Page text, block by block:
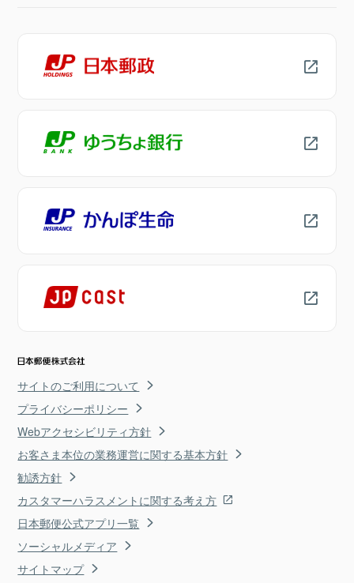
サイトのご利用について
プライバシーポリシー
Webアクセシビリティ方針
お客さま本位の業務運営に関する基本方針
勧誘方針
カスタマーハラスメントに関する考え方
日本郵便公式アプリ一覧
ソーシャルメディア
サイトマップ